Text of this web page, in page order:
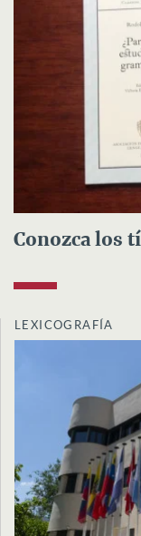
Conozca los
LEXICOGRAFÍA